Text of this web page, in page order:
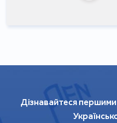
Дізнавайтеся першими